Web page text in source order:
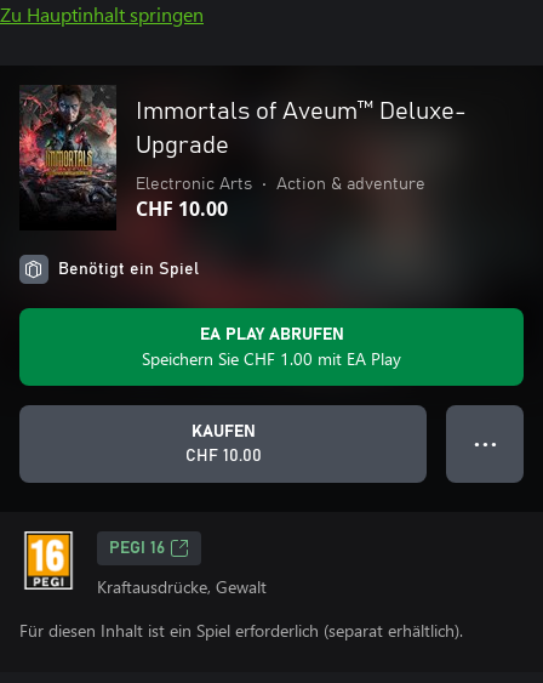
Zu Hauptinhalt springen
Immortals of Aveum™ Deluxe-
Upgrade
Electronic Arts • Action & adventure
CHF 10.00
Benötigt ein Spiel
EA PLAY ABRUFEN
Speichern Sie CHF 1.00 mit EA Play
KAUFEN
CHF 10.00
● ● ●
PEGI 16
Kraftausdrücke, Gewalt
Für diesen Inhalt ist ein Spiel erforderlich (separat erhältlich).